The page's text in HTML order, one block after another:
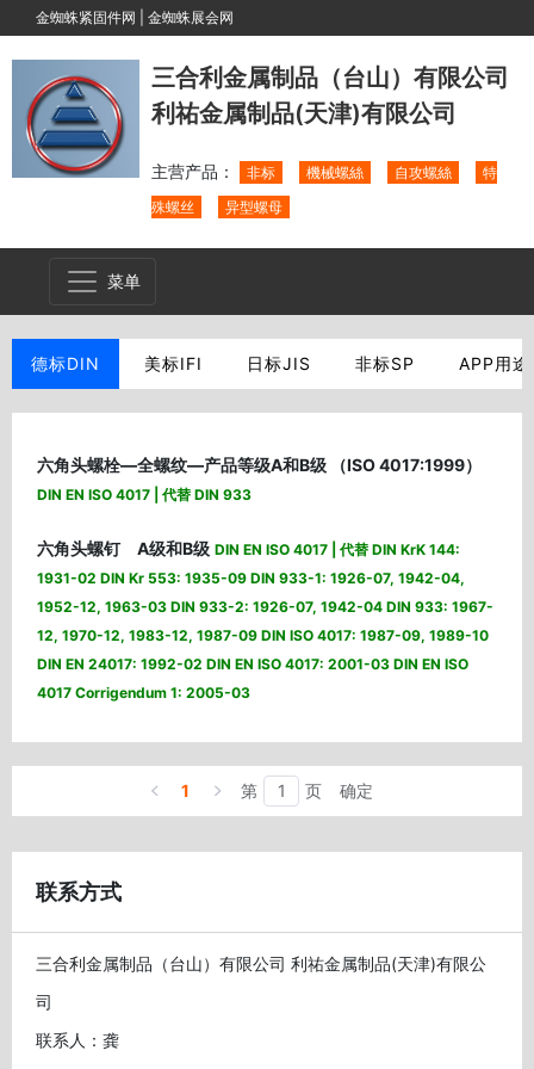
金蜘蛛紧固件网 金蜘蛛展会网
三合利金属制品（台山）有限公司
利祐金属制品(天津)有限公司
主营产品： 非标 機械螺絲 自攻螺絲
特
殊螺丝
异型螺母
菜单
德标DIN 美标IFI 日标JIS 非标SP APP用途
六角头螺栓—全螺纹—产品等级A和B级 （ISO 4017:1999）
DIN EN ISO 4017 | 代替 DIN 933
六角头螺钉 A级和B级 DIN EN ISO 4017 | 代替 DIN KrK 144:
1931-02 DIN Kr 553: 1935-09 DIN 933-1: 1926-07, 1942-04,
1952-12, 1963-03 DIN 933-2: 1926-07, 1942-04 DIN 933: 1967-
12, 1970-12, 1983-12, 1987-09 DIN ISO 4017: 1987-09, 1989-10
DIN EN 24017: 1992-02 DIN EN ISO 4017: 2001-03 DIN EN ISO
4017 Corrigendum 1: 2005-03
1 第 页 确定
联系方式
三合利金属制品（台山）有限公司 利祐金属制品(天津)有限公
司
联系人：龚